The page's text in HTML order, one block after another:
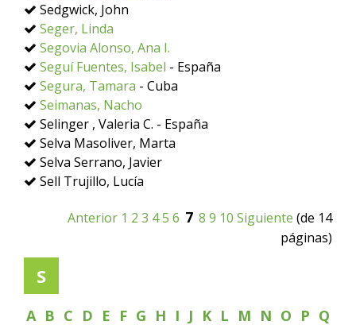
Sedgwick, John
Seger, Linda
Segovia Alonso, Ana I.
Seguí Fuentes, Isabel - España
Segura, Tamara - Cuba
Seimanas, Nacho
Selinger , Valeria C. - España
Selva Masoliver, Marta
Selva Serrano, Javier
Sell Trujillo, Lucía
Anterior 1 2 3 45 6 7 8 9 10 Siguiente (de 14
páginas)
S
A B C D E F G H I J K L M N O P Q